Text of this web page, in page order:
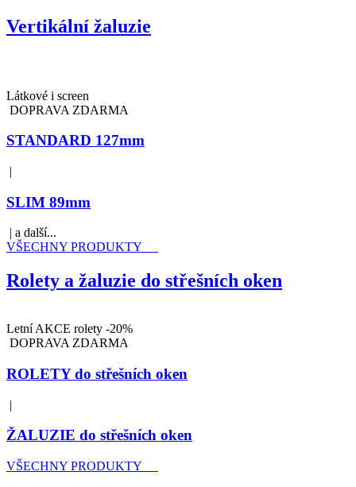
Vertikální žaluzie
Látkové i screen
DOPRAVA ZDARMA
STANDARD 127mm
|
SLIM 89mm
| a další...
VŠECHNY PRODUKTY
Rolety a žaluzie do střešních oken
Letní AKCE rolety -20%
DOPRAVA ZDARMA
ROLETY do střešních oken
|
ŽALUZIE do střešních oken
VŠECHNY PRODUKTY